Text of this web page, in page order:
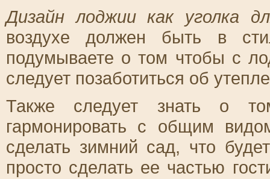
Дизайн лоджии как уголка
воздухе должен быть в
подумываете о том чтобы с
следует позаботиться об
Также следует знать о
гармонировать с общим
сделать зимний сад, что
просто сделать ее частью